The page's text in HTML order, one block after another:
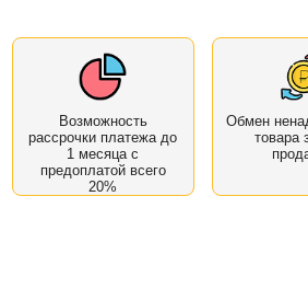
Возможность
рассрочки платежа до
1 месяца с
предоплатой всего
20%
Обмен
товара